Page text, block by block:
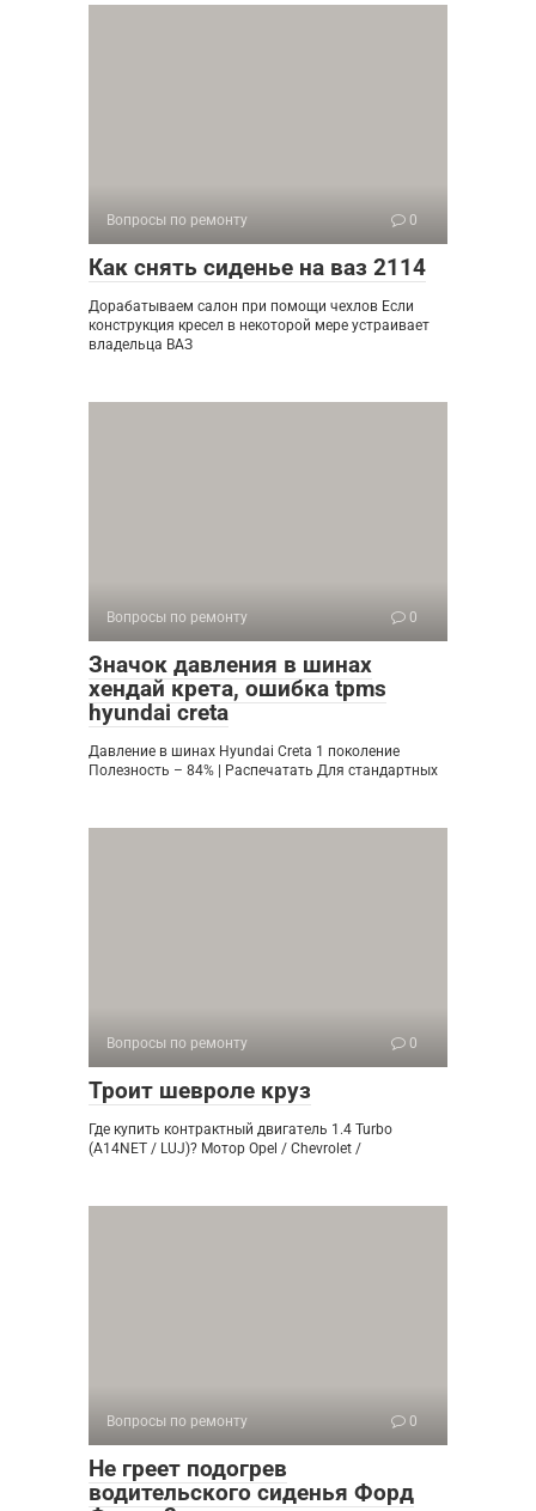
Вопросы по ремонту 0
Как снять сиденье на ваз 2114
Дорабатываем салон при помощи чехлов Если
конструкция кресел в некоторой мере устраивает
владельца ВАЗ
Вопросы по ремонту 0
Значок давления в шинах
хендай крета, ошибка tpms
hyundai creta
Давление в шинах Hyundai Creta 1 поколение
Полезность – 84% | Распечатать Для стандартных
Вопросы по ремонту 0
Троит шевроле круз
Где купить контрактный двигатель 1.4 Turbo
(A14NET / LUJ)? Мотор Opel / Chevrolet /
Вопросы по ремонту 0
Не греет подогрев
водительского сиденья Форд